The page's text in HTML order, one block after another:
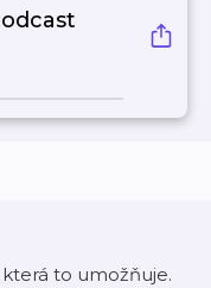
to umožňuje.